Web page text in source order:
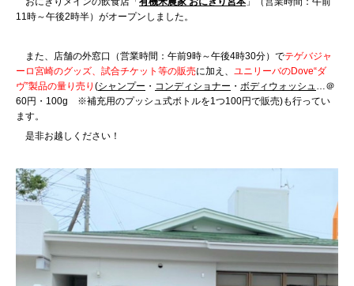
11時～午後2時半）がオープンしました。
また、店舗の外窓口（営業時間：午前9時～午後4時30分）でテゲバジャ
ーロ宮崎のグッズ、試合チケット等の販売に加え、 ユニリーバのDove“ダ
ヴ”製品の量り売り (シャンプー ・ コンディショナー ・ ボディウォッシュ…＠
60円・100g ※補充用のプッシュ式ボトルを1つ100円で販売)も行ってい
ます。
是非お越しください！